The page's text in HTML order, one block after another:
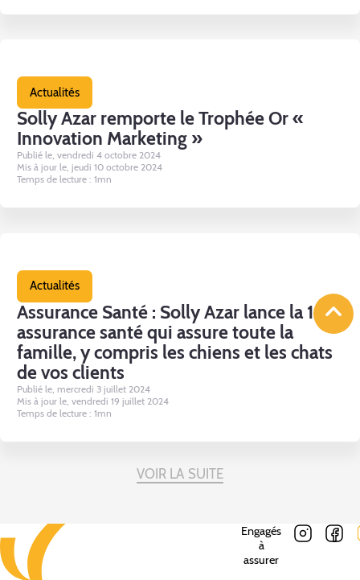
Actualités
Solly Azar remporte le Trophée Or «
Innovation Marketing »
Publié le, vendredi 4 octobre 2024
Mis à jour le, jeudi 10 octobre 2024
Temps de lecture : 1mn
Actualités
Assurance Santé : Solly Azar lance la 1ère
assurance santé qui assure toute la
famille, y compris les chiens et les chats
de vos clients
Publié le, mercredi 3 juillet 2024
Mis à jour le, vendredi 19 juillet 2024
Temps de lecture : 1mn
VOIR LA SUITE
Engagés
à
assurer